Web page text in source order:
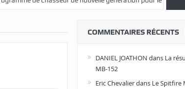
COMMENTAIRES RÉCENTS
DANIEL JOATHON dans La
MB-152
Eric Chevalierdans Le Spitfire